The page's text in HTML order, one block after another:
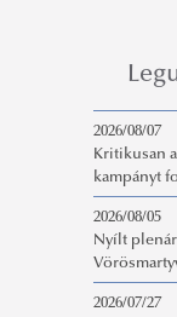
2026/08/07
Kritikusan
kampányt
2026/08/05
Nyílt
2026/07/27